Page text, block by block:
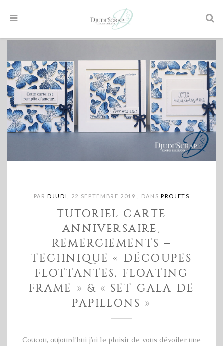
PARDJUDI 22 SEPTEMBRE 2019 DANS PROJETS
TUTORIEL CARTE
ANNIVERSAIRE,
REMERCIEMENTS –
TECHNIQUE « DÉCOUPES
FLOTTANTES, FLOATING
FRAME » & « SET GALA DE
PAPILLONS »
Coucou, aujourd’hui j’ai le plaisir de vous dévoiler une